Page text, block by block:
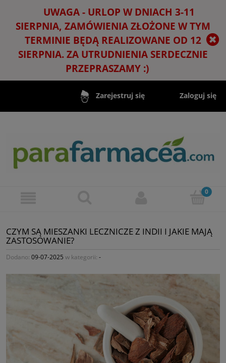
UWAGA - URLOP W DNIACH 3-11
SIERPNIA, ZAMÓWIENIA ZŁOŻONE W TYM
TERMINIE BĘDĄ REALIZOWANE OD 12
SIERPNIA. ZA UTRUDNIENIA SERDECZNIE
PRZEPRASZAMY :)
Zarejestruj się Zaloguj się
CZYM SĄ MIESZANKI LECZNICZE Z INDII I JAKIE MAJĄ
ZASTOSOWANIE?
Dodano: 09-07-2025 w kategorii: -